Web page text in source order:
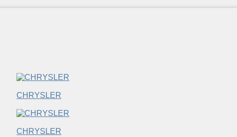
CHRYSLER
CHRYSLER